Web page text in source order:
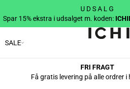
U D S A L G
Spar 15% ekstra i udsalget m. koden:
SALE
FRI FRAGT
Få gratis levering på alle ordrer i